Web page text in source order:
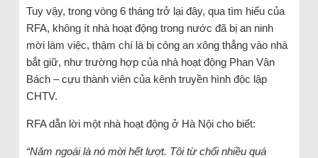
Tuy vậy, trong vòng 6 tháng trở lại đây, qua tìm hiểu của
RFA, không ít nhà hoạt động trong nước đã bị an ninh
mời làm việc, thậm chí là bị công an xông thẳng vào nhà
bắt giữ, như trường hợp của nhà hoạt động Phan Vân
Bách – cựu thành viên của kênh truyền hình độc lập
CHTV.
RFA dẫn lời một nhà hoạt động ở Hà Nội cho biết:
“Năm ngoái là nó mời hết lượt. Tôi từ chối nhiều quá